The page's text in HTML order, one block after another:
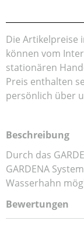
Die Artikelpreise
können vom
stationären
Preis enthalten
persönlich über
Beschreibung
Durch das
GARDENA
Wasserhahn
Bewertungen